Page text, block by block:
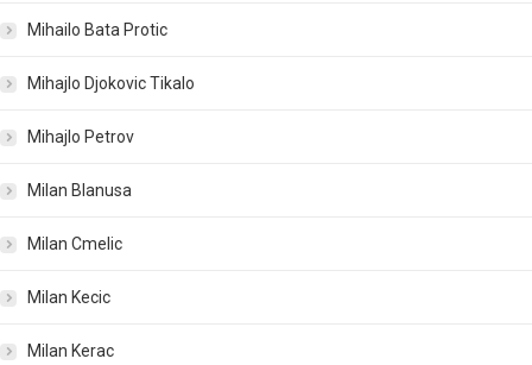
Mihailo Bata Protic
Mihajlo Djokovic Tikalo
Mihajlo Petrov
Milan Blanusa
Milan Cmelic
Milan Kecic
Milan Kerac